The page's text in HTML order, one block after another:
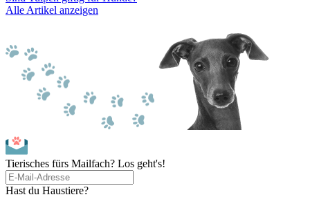
Alle Artikel anzeigen
Tierisches fürs Mailfach? Los geht's!
Hast du Haustiere?